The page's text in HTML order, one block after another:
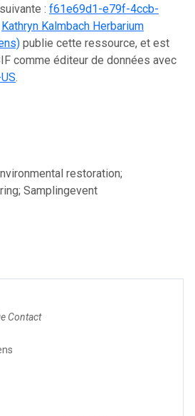
: f61e69d1-e79f-4ccb-
Kathryn Kalmbach Herbarium
publie cette ressource, et est
comme éditeur de données avec
.
restoration;
Samplingevent
Contact